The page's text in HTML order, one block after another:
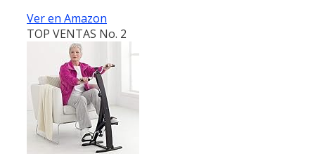
Ver en Amazon
TOP VENTAS No. 2